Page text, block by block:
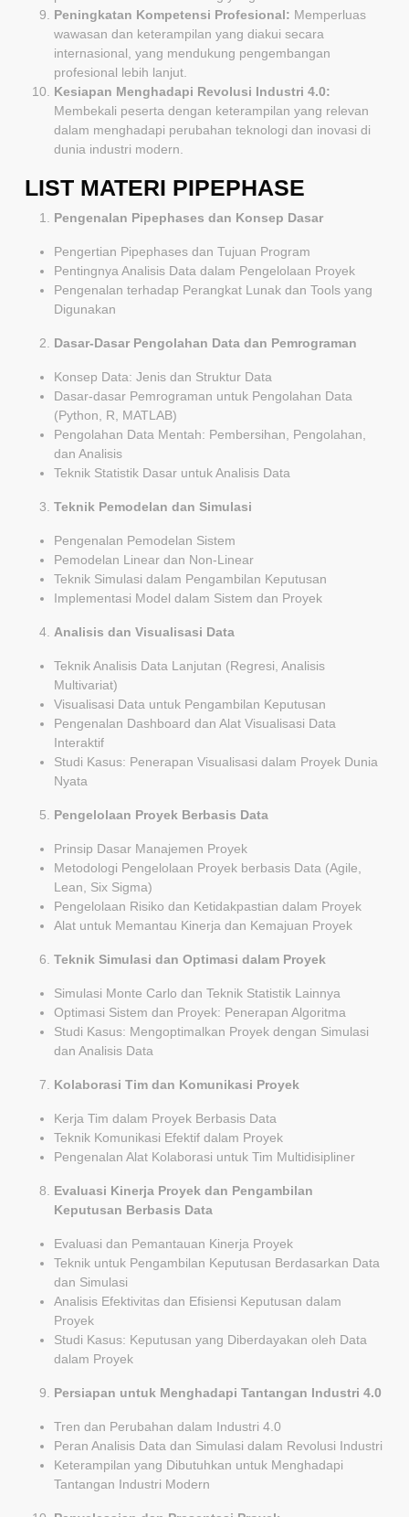
Peningkatan Kompetensi Profesional: Memperluas
wawasan dan keterampilan yang diakui secara
internasional, yang mendukung pengembangan
profesional lebih lanjut.
Kesiapan Menghadapi Revolusi Industri 4.0:
Membekali peserta dengan keterampilan yang relevan
dalam menghadapi perubahan teknologi dan inovasi di
dunia industri modern.
LIST MATERI PIPEPHASE
Pengenalan Pipephases dan Konsep Dasar
Pengertian Pipephases dan Tujuan Program
Pentingnya Analisis Data dalam Pengelolaan Proyek
Pengenalan terhadap Perangkat Lunak dan Tools yang
Digunakan
Dasar-Dasar Pengolahan Data dan Pemrograman
Konsep Data: Jenis dan Struktur Data
Dasar-dasar Pemrograman untuk Pengolahan Data
(Python, R, MATLAB)
Pengolahan Data Mentah: Pembersihan, Pengolahan,
dan Analisis
Teknik Statistik Dasar untuk Analisis Data
Teknik Pemodelan dan Simulasi
Pengenalan Pemodelan Sistem
Pemodelan Linear dan Non-Linear
Teknik Simulasi dalam Pengambilan Keputusan
Implementasi Model dalam Sistem dan Proyek
Analisis dan Visualisasi Data
Teknik Analisis Data Lanjutan (Regresi, Analisis
Multivariat)
Visualisasi Data untuk Pengambilan Keputusan
Pengenalan Dashboard dan Alat Visualisasi Data
Interaktif
Studi Kasus: Penerapan Visualisasi dalam Proyek Dunia
Nyata
Pengelolaan Proyek Berbasis Data
Prinsip Dasar Manajemen Proyek
Metodologi Pengelolaan Proyek berbasis Data (Agile,
Lean, Six Sigma)
Pengelolaan Risiko dan Ketidakpastian dalam Proyek
Alat untuk Memantau Kinerja dan Kemajuan Proyek
Teknik Simulasi dan Optimasi dalam Proyek
Simulasi Monte Carlo dan Teknik Statistik Lainnya
Optimasi Sistem dan Proyek: Penerapan Algoritma
Studi Kasus: Mengoptimalkan Proyek dengan Simulasi
dan Analisis Data
Kolaborasi Tim dan Komunikasi Proyek
Kerja Tim dalam Proyek Berbasis Data
Teknik Komunikasi Efektif dalam Proyek
Pengenalan Alat Kolaborasi untuk Tim Multidisipliner
Evaluasi Kinerja Proyek dan Pengambilan
Keputusan Berbasis Data
Evaluasi dan Pemantauan Kinerja Proyek
Teknik untuk Pengambilan Keputusan Berdasarkan Data
dan Simulasi
Analisis Efektivitas dan Efisiensi Keputusan dalam
Proyek
Studi Kasus: Keputusan yang Diberdayakan oleh Data
dalam Proyek
Persiapan untuk Menghadapi Tantangan Industri 4.0
Tren dan Perubahan dalam Industri 4.0
Peran Analisis Data dan Simulasi dalam Revolusi Industri
Keterampilan yang Dibutuhkan untuk Menghadapi
Tantangan Industri Modern